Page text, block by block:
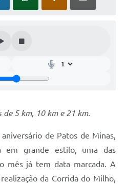
5 km, 10 km e 21 km.
de Patos de Minas,
em grande estilo, uma das
mês já tem data marcada. A
da Corrida do Milho,